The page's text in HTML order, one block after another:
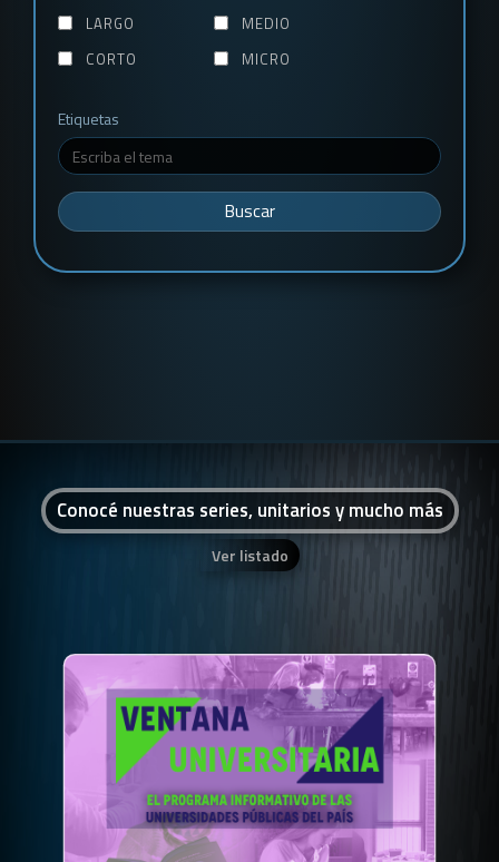
LARGO
MEDIO
CORTO
MICRO
Etiquetas
Buscar
Conocé nuestras series, unitarios y mucho más
Ver listado